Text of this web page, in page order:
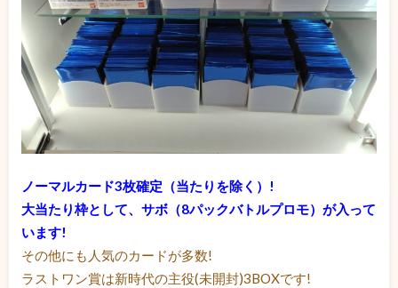
ノーマルカード3枚確定（当たりを除く）!
大当たり枠として、サボ（8パックバトルプロモ）が入って
います!
その他にも人気のカードが多数!
ラストワン賞は新時代の主役(未開封)3BOXです!